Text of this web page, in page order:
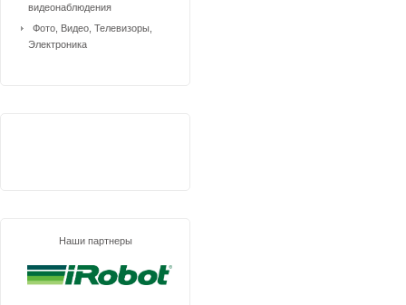
видеонаблюдения
Фото, Видео, Телевизоры,
Электроника
Наши партнеры